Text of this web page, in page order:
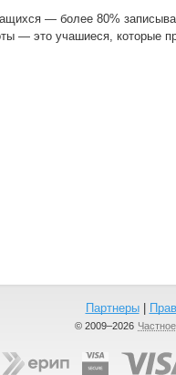
— более 80%
— это учашиеся, которые
Партнеры|
© 2009–2026